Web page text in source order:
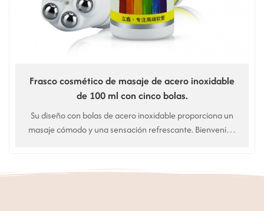
Frasco cosmético de masaje de acero inoxidable
de 100 ml con cinco bolas.
Su diseño con bolas de acero inoxidable proporciona un
masaje cómodo y una sensación refrescante. Bienvenido